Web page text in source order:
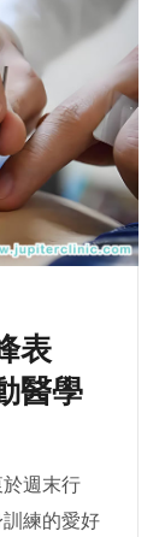
表
醫學
週末行
練的愛好